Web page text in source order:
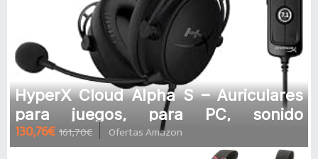
HyperX Cloud Alpha S – Auriculares
para juegos, para PC, sonido
envolvente 7.1, graves ajustables,
130,76€ 161,70€ Ofertas Amazon